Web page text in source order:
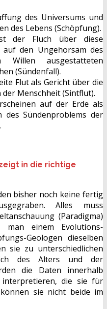
des Universums und
des Lebens (Schöpfung).
der Fluch über diese
den Ungehorsam des
ausgestatteten
(Sündenfall).
Flut als Gericht über die
Menschheit (Sintflut).
auf der Erde als
des Sündenproblems der
in die richtige
bisher noch keine fertig
Alles muss
(Paradigma)
man einem Evolutions-
Geologen dieselben
sie zu unterschiedlichen
des Alters und der
die Daten innerhalb
interpretieren, die sie für
sie nicht beide im